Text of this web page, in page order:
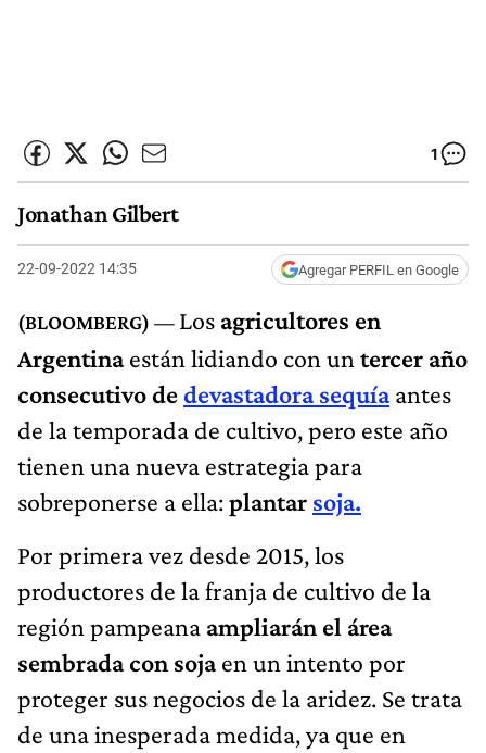
1
Jonathan Gilbert
22-09-2022 14:35 Agregar PERFIL en Google
Los agricultores en
Argentinaestán lidiando con un tercer año
consecutivo dedevastadora sequíaantes
de la temporada de cultivo, pero este año
tienen una nueva estrategia para
sobreponerse a ella:plantar soja.
Por primera vez desde 2015, los
productores de la franja de cultivo de la
región pampeana ampliarán el área
sembrada con sojaen un intento por
proteger sus negocios de la aridez. Se trata
de una inesperada medida, ya que en